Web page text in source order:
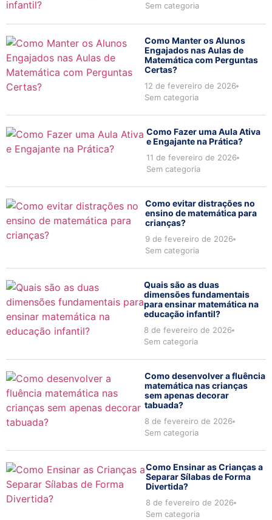
Sem categoria
Como Manter os Alunos
Engajados nas Aulas de
Matemática com Perguntas
Certas?
12 de fevereiro de 2026
Sem categoria
Como Fazer uma Aula Ativa
e Engajante na Prática?
11 de fevereiro de 2026
Sem categoria
Como evitar distrações no
ensino de matemática para
crianças?
9 de fevereiro de 2026
Sem categoria
Quais são as duas
dimensões fundamentais
para ensinar matemática na
educação infantil?
8 de fevereiro de 2026
Sem categoria
Como desenvolver a fluência
matemática nas crianças
sem apenas decorar
tabuada?
8 de fevereiro de 2026
Sem categoria
Como Ensinar as Crianças a
Separar Sílabas de Forma
Divertida?
8 de fevereiro de 2026
Sem categoria